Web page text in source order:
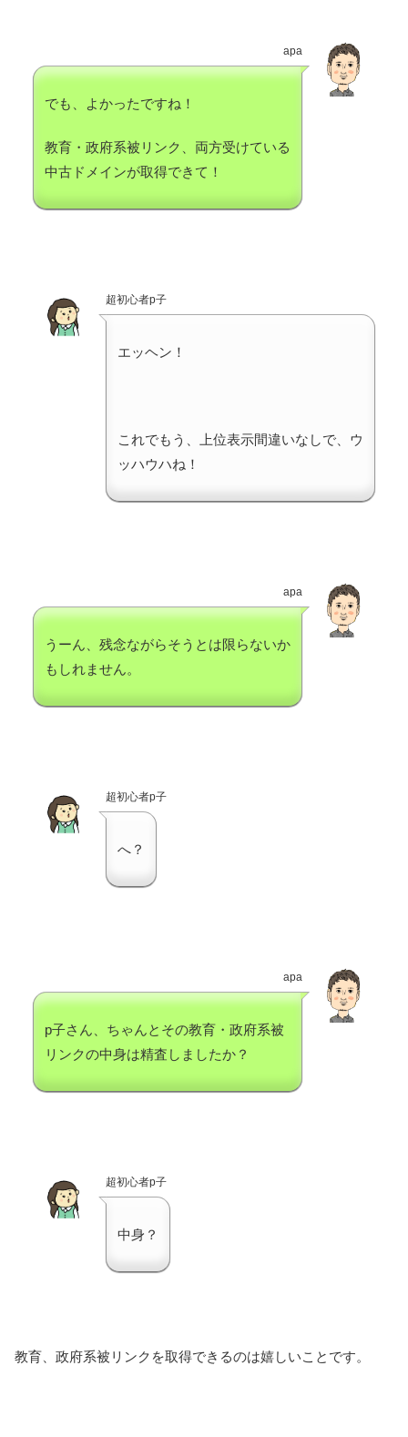
apa
でも、よかったですね！
教育・政府系被リンク、両方受けている
中古ドメインが取得できて！
超初心者p子
エッヘン！
これでもう、上位表示間違いなしで、ウ
ッハウハね！
apa
うーん、残念ながらそうとは限らないか
もしれません。
超初心者p子
へ？
apa
p子さん、ちゃんとその教育・政府系被
リンクの中身は精査しましたか？
超初心者p子
中身？
教育、政府系被リンクを取得できるのは嬉しいことです。